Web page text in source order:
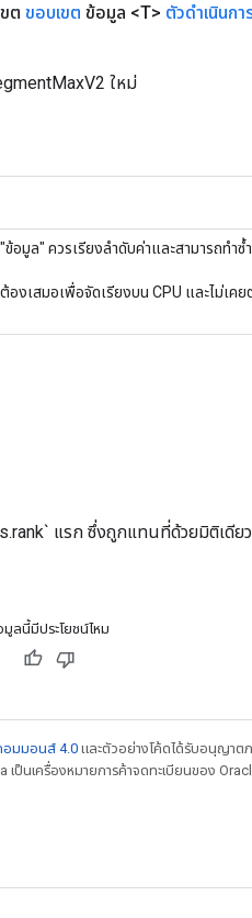
ต ขอบเขต ข้อมูล <T> ตัวดำเนินกา
ใหม่
อมูล" ควรเรียงลำดับค่าและสามารถทำซ้
องเสมอเพื่อจัดเรียงบน CPU และไม่เค
แรก ซึ่งถูกแทนที่ด้วยมิติเดีย
มูลนี้มีประโยชน์ไหม
อมมอนส์ 4.0 และตัวอย่างโค้ดได้รับอนุญาตภ
เป็นเครื่องหมายการค้าจดทะเบียนของ